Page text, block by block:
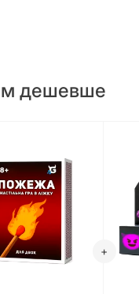
дешевше